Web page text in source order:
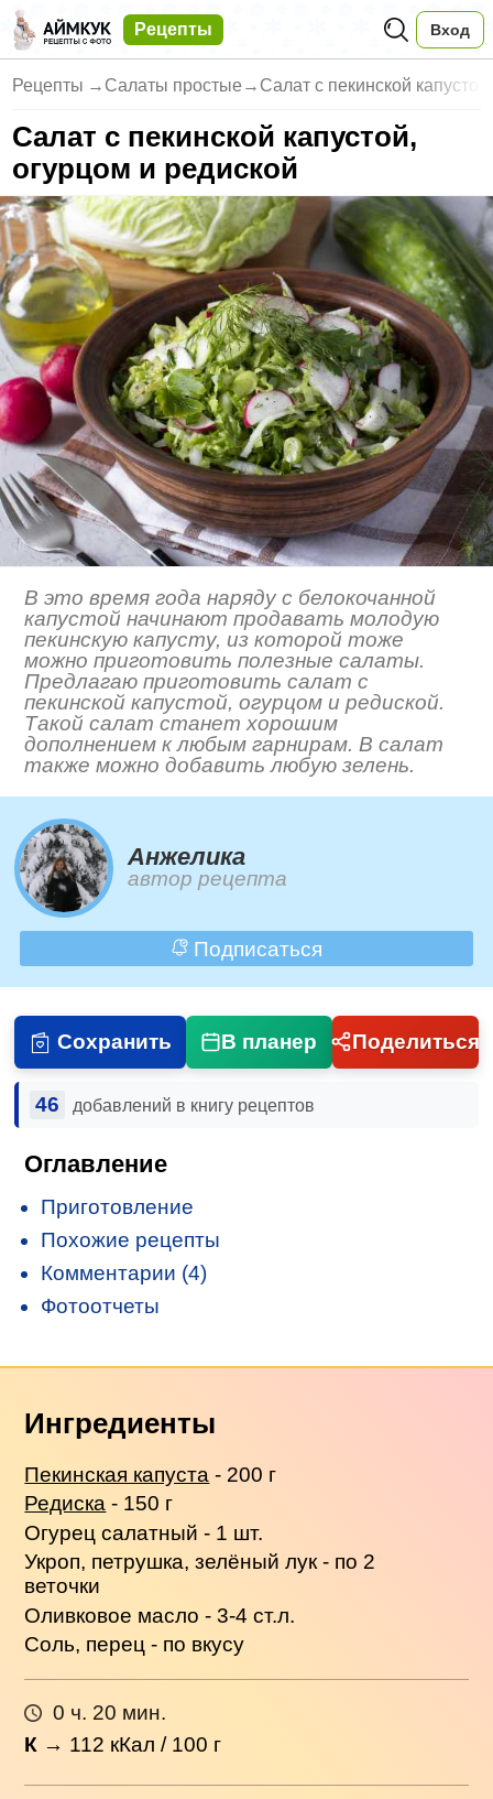
Рецепты Вход
Рецепты → Салаты простые → Салат с пекинской
Салат с пекинской капустой,
огурцом и редиской
В это время года наряду с белокочанной
капустой начинают продавать молодую
пекинскую капусту, из которой тоже
можно приготовить полезные салаты.
Предлагаю приготовить салат с
пекинской капустой, огурцом и редиской.
Такой салат станет хорошим
дополнением к любым гарнирам. В салат
также можно добавить любую зелень.
Анжелика
автор рецепта
Подписаться
Сохранить В планер Поделиться
46 добавлений в книгу рецептов
Оглавление
Приготовление
Похожие рецепты
Комментарии (4)
Фотоотчеты
Ингредиенты
Пекинская капуста - 200 г
Редиска - 150 г
Огурец салатный - 1 шт.
Укроп, петрушка, зелёный лук - по 2
веточки
Оливковое масло - 3-4 ст.л.
Соль, перец - по вкусу
0 ч. 20 мин.
К → 112 кКал / 100 г